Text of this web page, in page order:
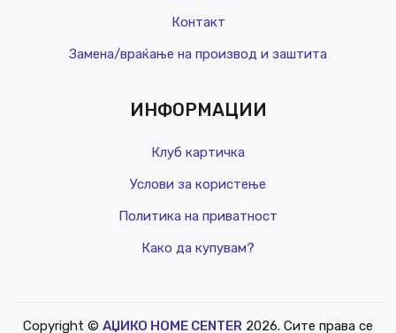
Контакт
Замена/враќање на производ и заштита
ИНФОРМАЦИИ
Клуб картичка
Услови за користење
Политика на приватност
Како да купувам?
Copyright © АЏИКО HOME CENTER 2026. Сите права се